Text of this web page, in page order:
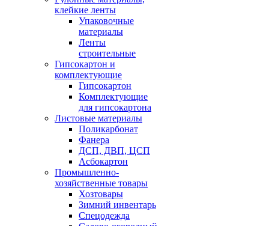
клейкие ленты
Упаковочные
материалы
Ленты
строительные
Гипсокартон и
комплектующие
Гипсокартон
Комплектующие
для гипсокартона
Листовые материалы
Поликарбонат
Фанера
ДСП, ДВП, ЦСП
Асбокартон
Промышленно-
хозяйственные товары
Хозтовары
Зимний инвентарь
Спецодежда